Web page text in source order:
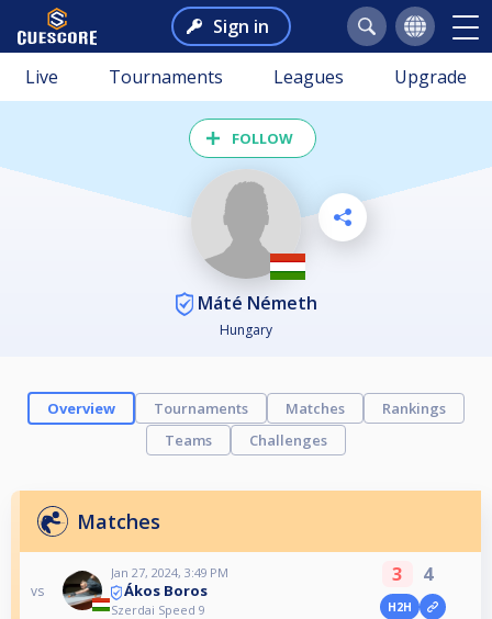
Sign in
Live Tournaments Leagues Upgrade
FOLLOW
Máté Németh
Hungary
Overview Tournaments Matches
Rankings
Teams
Challenges
Matches
vs
Jan 27, 2024, 3:49 PM
Ákos Boros
Szerdai Speed 9
3 4
H2H